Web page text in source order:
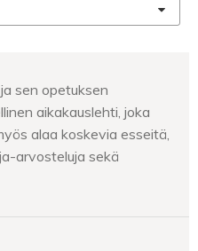
sen opetuksen
aikakauslehti, joka
alaa koskevia esseitä,
arvosteluja sekä